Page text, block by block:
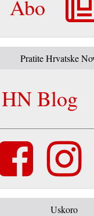
Abo
Pratite Hrvatske
HN Blog
Uskoro